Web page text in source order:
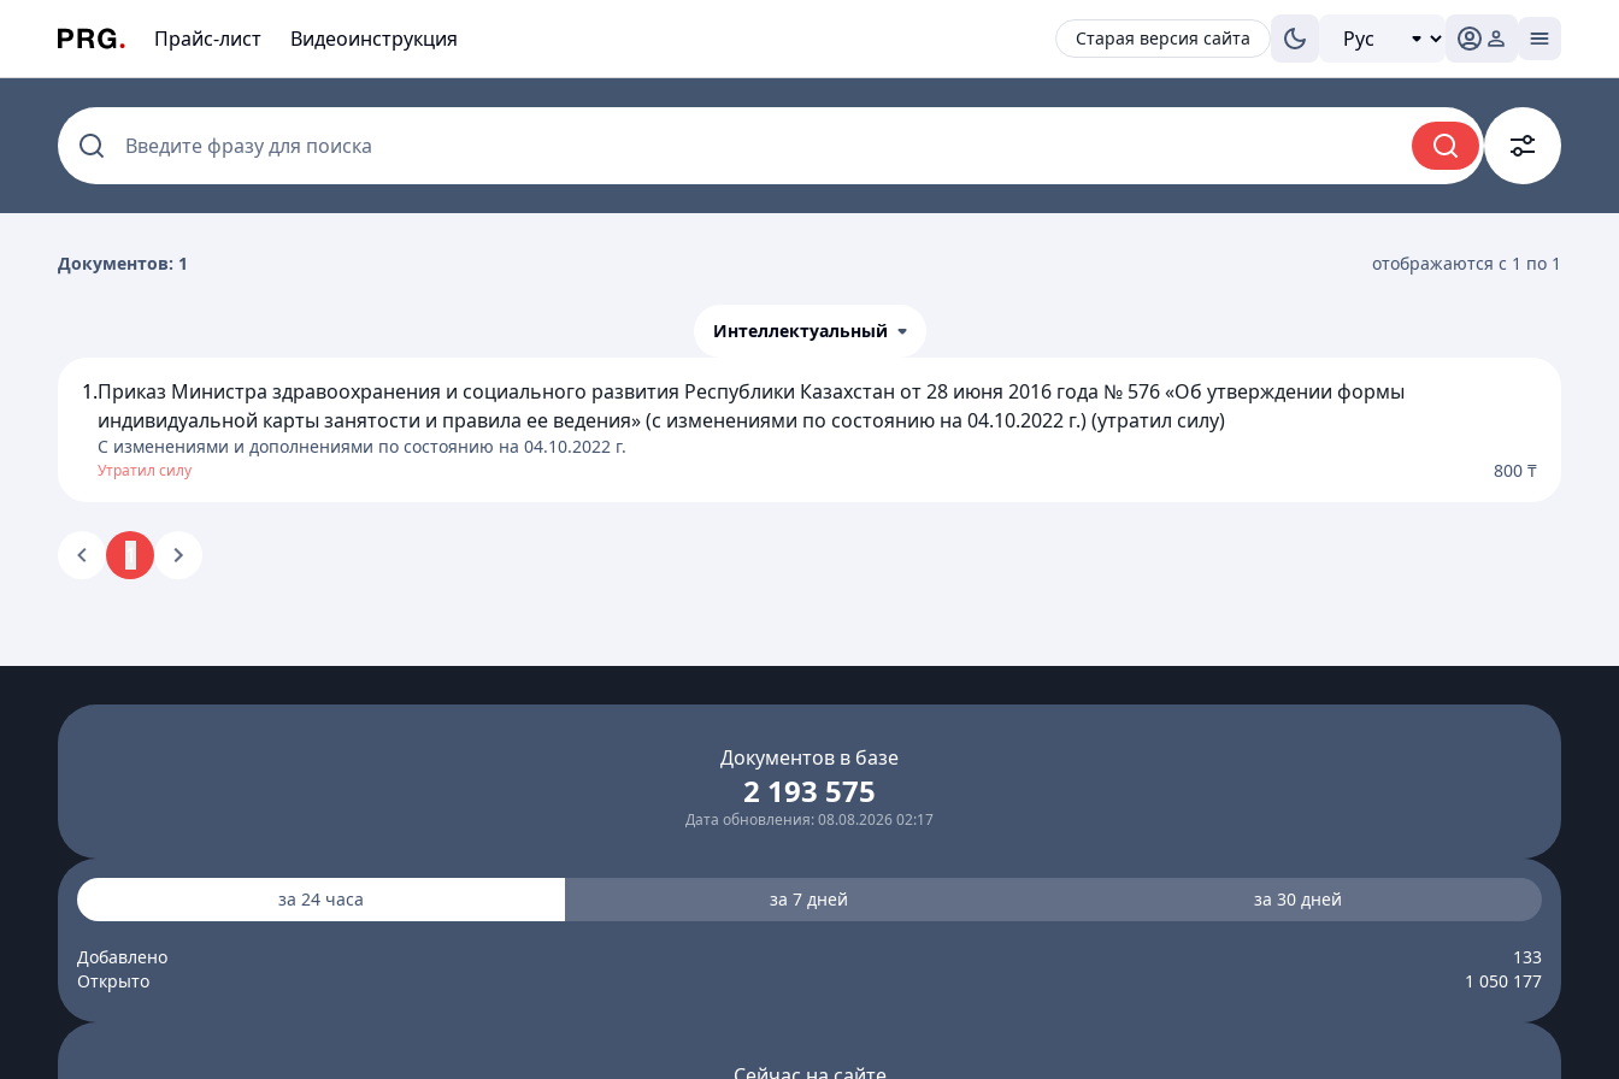
Прайс-лист Видеоинструкция Старая версия сайта
Введите фразу для поиска
Документов: 1 отображаются с 1 по 1
Интеллектуальный
1.Приказ Министра здравоохранения и социального развития Республики Казахстан от 28 июня 2016 года № 576 «Об утверждении формы
индивидуальной карты занятости и правила ее ведения» (с изменениями по состоянию на 04.10.2022 г.) (утратил силу)
C изменениями и дополнениями по состоянию на 04.10.2022 г.
Утратил силу 800 ₸
Документов в базе
2 193 575
Дата обновления: 08.08.2026 02:17
за 24 часа за 7 дней за 30 дней
Добавлено
133
Открыто
1 050 177